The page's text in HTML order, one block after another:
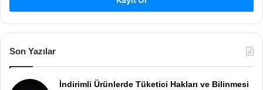
Son Yazılar
İndirimli Ürünlerde Tüketici Hakları ve Bilinmesi